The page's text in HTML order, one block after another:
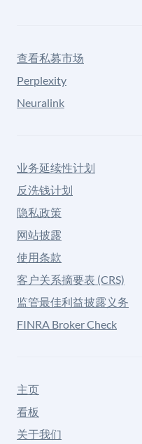
查看私募市场
Perplexity
Neuralink
业务延续性计划
反洗钱计划
隐私政策
网站披露
使用条款
客户关系摘要表 (CRS)
监管最佳利益披露义务
FINRA Broker Check
主页
看板
关于我们